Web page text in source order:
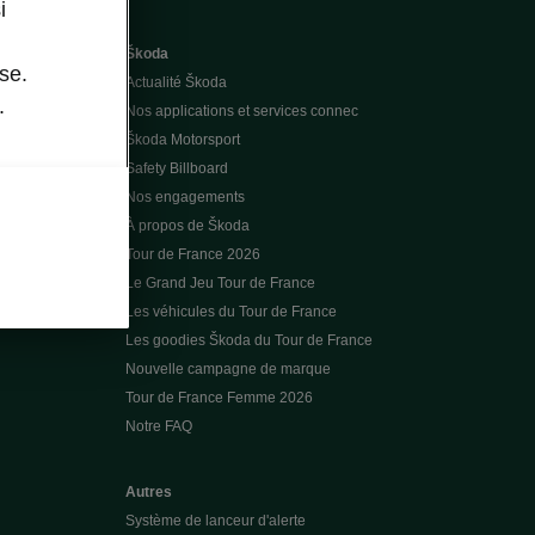
Škoda
Actualité Škoda
Nos applications et services connec
Škoda Motorsport
Safety Billboard
Nos engagements
À propos de Škoda
Tour de France 2026
Le Grand Jeu Tour de France
Les véhicules du Tour de France
Les goodies Škoda du Tour de France
Nouvelle campagne de marque
Tour de France Femme 2026
Notre FAQ
Autres
Système de lanceur d'alerte